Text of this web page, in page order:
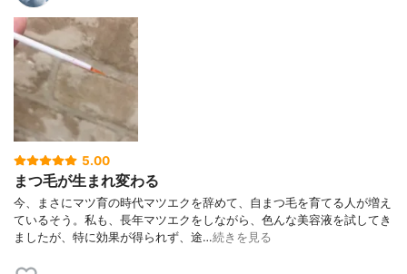
5.00
まつ毛が生まれ変わる
今、まさにマツ育の時代マツエクを辞めて、自まつ毛を育てる人が増え
ているそう。私も、長年マツエクをしながら、色んな美容液を試してき
ましたが、特に効果が得られず、途…続きを見る